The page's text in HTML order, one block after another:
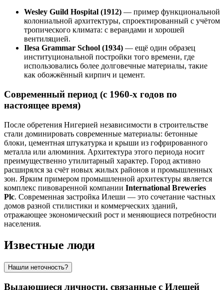
Wesley Guild Hospital (1912) — пример функциональной
колониальной архитектуры, спроектированный с учётом
тропического климата: с верандами и хорошей
вентиляцией.
Ilesa Grammar School (1934) — ещё один образец
институциональной постройки того времени, где
использовались более долговечные материалы, такие
как обожжённый кирпич и цемент.
Современный период (с 1960-х годов по
настоящее время)
После обретения Нигерией независимости в строительстве
стали доминировать современные материалы: бетонные
блоки, цементная штукатурка и крыши из гофрированного
металла или алюминия. Архитектура этого периода носит
преимущественно утилитарный характер. Город активно
расширялся за счёт новых жилых районов и промышленных
зон. Ярким примером промышленной архитектуры является
комплекс пивоваренной компании International Breweries
Plc. Современная застройка Илеши — это сочетание частных
домов разной стилистики и коммерческих зданий,
отражающее экономический рост и меняющиеся потребности
населения.
Известные люди
Нашли неточность?
Выдающиеся личности, связанные с Илешей